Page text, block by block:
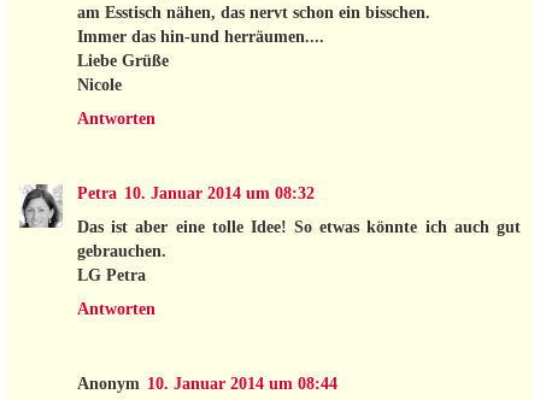
am Esstisch nähen, das nervt schon ein bisschen.
Immer das hin-und herräumen....
Liebe Grüße
Nicole
Antworten
Petra 10. Januar 2014 um 08:32
Das ist aber eine tolle Idee! So etwas könnte ich auch gut
gebrauchen.
LG Petra
Antworten
Anonym 10. Januar 2014 um 08:44